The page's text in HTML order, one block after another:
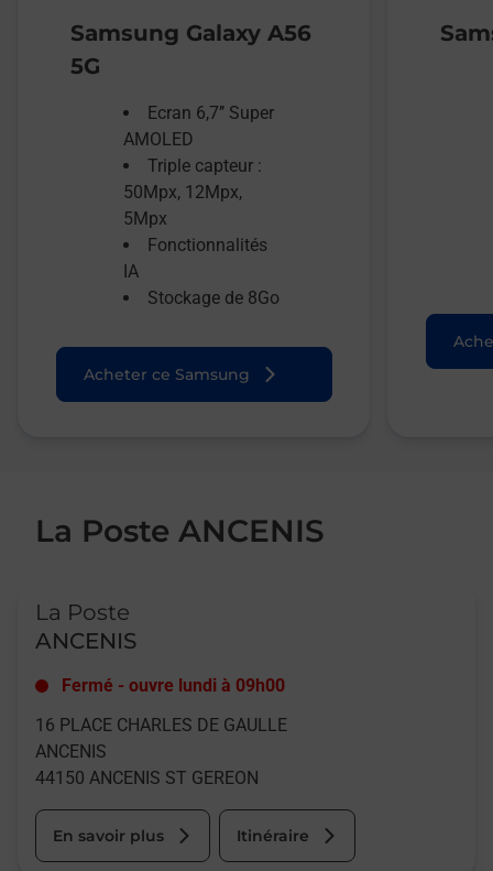
Samsung Galaxy A56
5G
Ecran 6,7’’ Super
AMOLED
Triple capteur :
50Mpx, 12Mpx,
5Mpx
Fonctionnalités
IA
Stockage de 8Go
Acheter ce Samsung
La Poste ANCENIS
La Poste
ANCENIS
Fermé - ouvre lundi à 09h00
16 PLACE CHARLES DE GAULLE
ANCENIS
44150 ANCENIS ST GEREON
En savoir plus Itinéraire